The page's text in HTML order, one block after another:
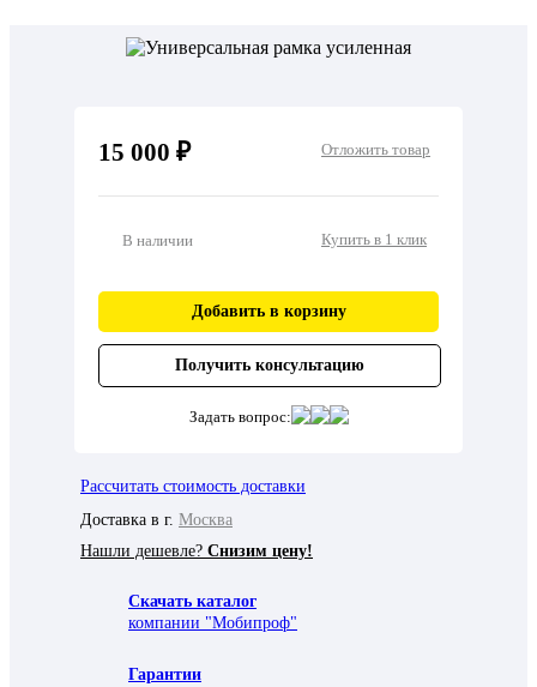
15 000 ₽ Отложить товар
В наличии Купить в 1 клик
Добавить в корзину
Получить консультацию
Задать вопрос:
Рассчитать стоимость доставки
Доставка в г. Москва
Нашли дешевле? Снизим цену!
Скачать каталог
компании "Мобипроф"
Гарантии